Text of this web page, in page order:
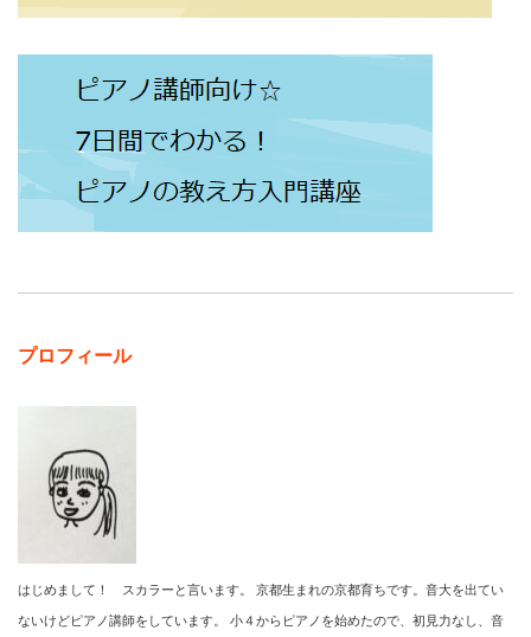
プロフィール
はじめまして！ スカラーと言います。 京都生まれの京都育ちです。音大を出てい
ないけどピアノ講師をしています。 小４からピアノを始めたので、初見力なし、音